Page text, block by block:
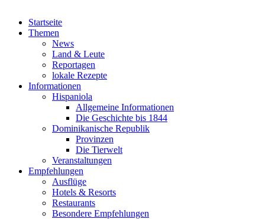
Startseite
Themen
News
Land & Leute
Reportagen
lokale Rezepte
Informationen
Hispaniola
Allgemeine Informationen
Die Geschichte bis 1844
Dominikanische Republik
Provinzen
Die Tierwelt
Veranstaltungen
Empfehlungen
Ausflüge
Hotels & Resorts
Restaurants
Besondere Empfehlungen